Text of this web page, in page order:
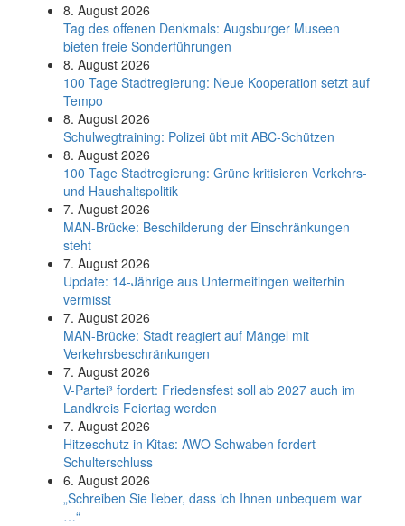
8. August 2026
Tag des offenen Denkmals: Augsburger Museen
bieten freie Sonderführungen
8. August 2026
100 Tage Stadtregierung: Neue Kooperation setzt auf
Tempo
8. August 2026
Schul­weg­trai­ning: Poli­zei übt mit ABC-Schüt­zen
8. August 2026
100 Tage Stadtregierung: Grüne kritisieren Verkehrs-
und Haushaltspolitik
7. August 2026
MAN-Brücke: Beschilderung der Einschränkungen
steht
7. August 2026
Update: 14-Jährige aus Untermeitingen weiterhin
vermisst
7. August 2026
MAN-Brücke: Stadt reagiert auf Mängel mit
Verkehrsbeschränkungen
7. August 2026
V-Partei­³ fordert: Friedens­fest soll ab 2027 auch im
Land­kreis Feier­tag werden
7. August 2026
Hitzeschutz in Kitas: AWO Schwaben fordert
Schulterschluss
6. August 2026
„Schreiben Sie lieber, dass ich Ihnen unbequem war
…“